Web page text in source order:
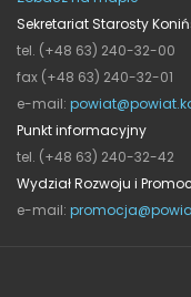
Sekretariat Starosty
tel. (+48 63) 240-32-00
fax (+48 63) 240-32-01
e-mail:
Punkt informacyjny
tel. (+48 63) 240-32-42
Wydział Rozwoju i
e-mail: